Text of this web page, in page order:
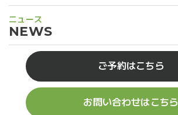
NEWS
ニュース
ご予約はこちら
お問い合わせはこちら